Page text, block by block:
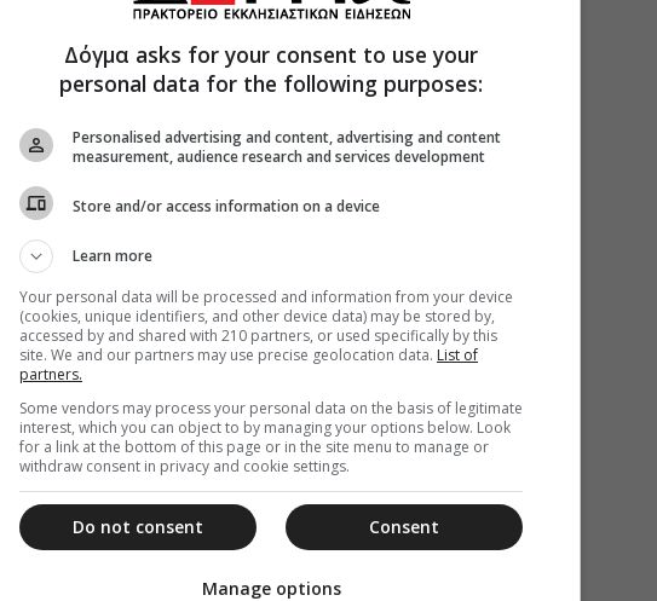
10 Σεπτεμβρίου 2024
Ιεραπύτνης Κύριλλος: Η Εκκλησία
προσεύχεται για να γίνετε ελεύθεροι
Ιεραπύτνης Κύριλλος: Η Εκκλησία μας προσεύχεται για
όλους σας, τους εκπαιδευτικούς, τους γονείς, και
ιδιαίτερα για εσάς τους μαθητές...
04 Ιουλίου 2024
Ιεραπύτνης Κύριλλος: Η Εκκλησία
ευλογούσε τους γιατρούς και τα
Θεό
Στο σύντομο κήρυγμά του ο Σεβ. Ιεραπύτνης κ.
πηγή των θαυμάτων...
Δόγμα asks for your consent to use your
personal data for the following purposes:
Personalised advertising and content, advertising and content
measurement, audience research and services development
Store and/or access information on a device
Learn more
Your personal data will be processed and information from your device
(cookies, unique identifiers, and other device data) may be stored by,
accessed by and shared with 210 partners, or used specifically by this
site. We and our partners may use precise geolocation data. List of
partners.
Some vendors may process your personal data on the basis of legitimate
interest, which you can object to by managing your options below. Look
for a link at the bottom of this page or in the site menu to manage or
withdraw consent in privacy and cookie settings.
Consent
Do not consent
Manage options